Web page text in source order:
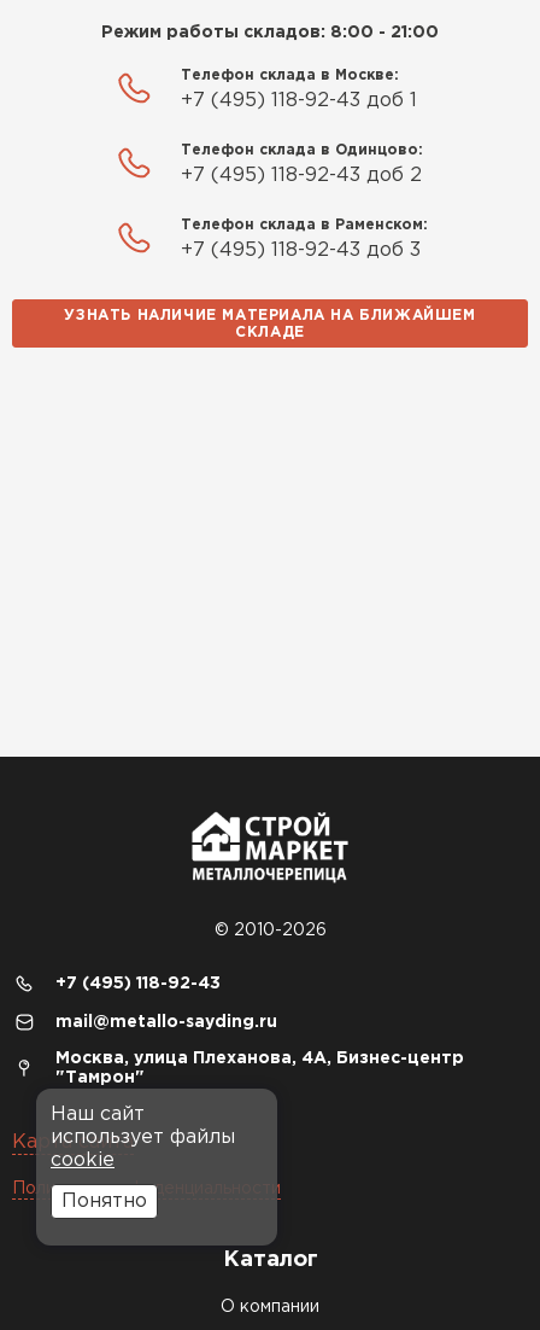
Режим работы складов: 8:00 - 21:00
Телефон склада в Москве:
+7 (495) 118-92-43 доб 1
Телефон склада в Одинцово:
+7 (495) 118-92-43 доб 2
Телефон склада в Раменском:
+7 (495) 118-92-43 доб 3
УЗНАТЬ НАЛИЧИЕ МАТЕРИАЛА НА БЛИЖАЙШЕМ
СКЛАДЕ
© 2010-2026
+7 (495) 118-92-43
mail@metallo-sayding.ru
Москва, улица Плеханова, 4А, Бизнес-центр
"Тамрон"
Карта сайта
Политика конфиденциальности
Каталог
О компании
Наш сайт
использует файлы
cookie
Понятно